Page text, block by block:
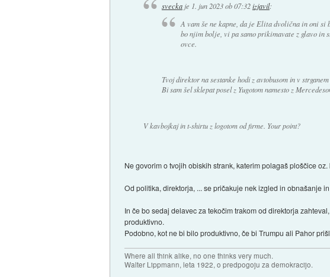
sveckaje 1. jun 2023 ob 07:32izjavil:
A vam še ne kapne, da je Elita dvolična in oni si
bo njim bolje, vi pa samo prikimavate z glavo in
ovce.
Tvoj direktor na sestanke hodi z avtobusom in v
Bi sam šel sklepat posel z Yugotom namesto z
V kavbojkaj in t-shirtu z logotom od firme. Your point?
Ne govorim o tvojih obiskih strank, katerim polagaš ploščice
Od politika, direktorja, ... se pričakuje nek izgled in obnašanje
In če bo sedaj delavec za tekočim trakom od direktorja
produktivno.
Podobno, kot ne bi bilo produktivno, če bi Trumpu ali Pahor
Where all think alike, no one thinks very much.
Walter Lippmann, leta 1922, o predpogoju za demokracijo.